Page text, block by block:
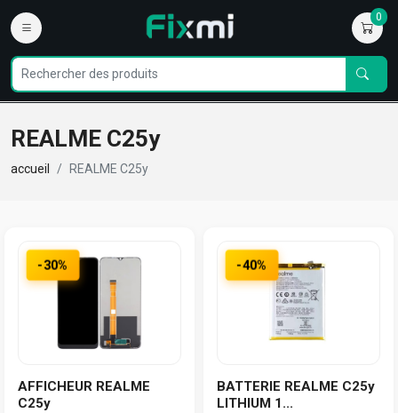
0
REALME C25y
accueil REALME C25y
-30%
AFFICHEUR REALME
C25y
-40%
BATTERIE REALME C25y
LITHIUM 1...